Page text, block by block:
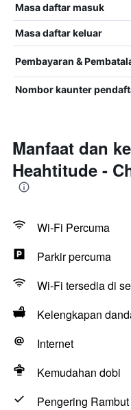
Masa daftar masuk
Masa daftar keluar
Pembayaran &
Nombor kaunter
Manfaat dan
Heahtitude -
Wi-Fi Percuma
Parkir percuma
Wi-Fi tersedia di
Kelengkapan
Internet
Kemudahan dobi
Pengering Rambut